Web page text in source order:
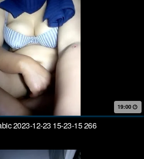
19:00
2023-12-23 15-23-15 266